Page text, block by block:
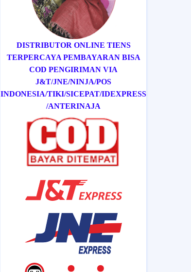
DISTRIBUTOR ONLINE TIENS
TERPERCAYA PEMBAYARAN BISA
COD PENGIRIMAN VIA
J&T/JNE/NINJA/POS
INDONESIA/TIKI/SICEPAT/IDEXPRESS
/ANTERINAJA